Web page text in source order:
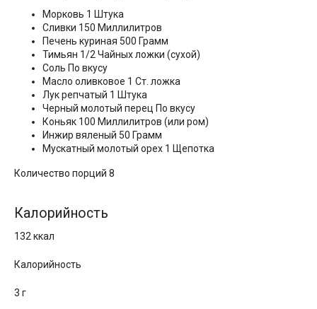
Морковь 1 Штука
Сливки 150 Миллилитров
Печень куриная 500 Грамм
Тимьян 1/2 Чайных ложки (сухой)
Соль По вкусу
Масло оливковое 1 Ст. ложка
Лук репчатый 1 Штука
Черный молотый перец По вкусу
Коньяк 100 Миллилитров (или ром)
Инжир вяленый 50 Грамм
Мускатный молотый орех 1 Щепотка
Количество порций 8
Калорийность
132 ккал
Калорийность
3 г